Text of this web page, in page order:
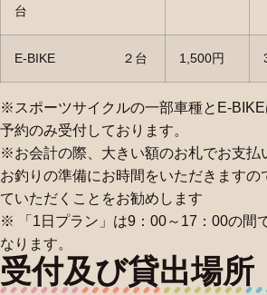
台
E-BIKE ２台 1,500円
※スポーツサイクルの一部車種とE-
予約のみ受付しております。
※お会計の際、大きい額のお札でお支払
お釣りの準備にお時間をいただきますの
ていただくことをお勧めします
※ 「1日プラン」は9：00～17：00の間
なります。
受付及び貸出場所